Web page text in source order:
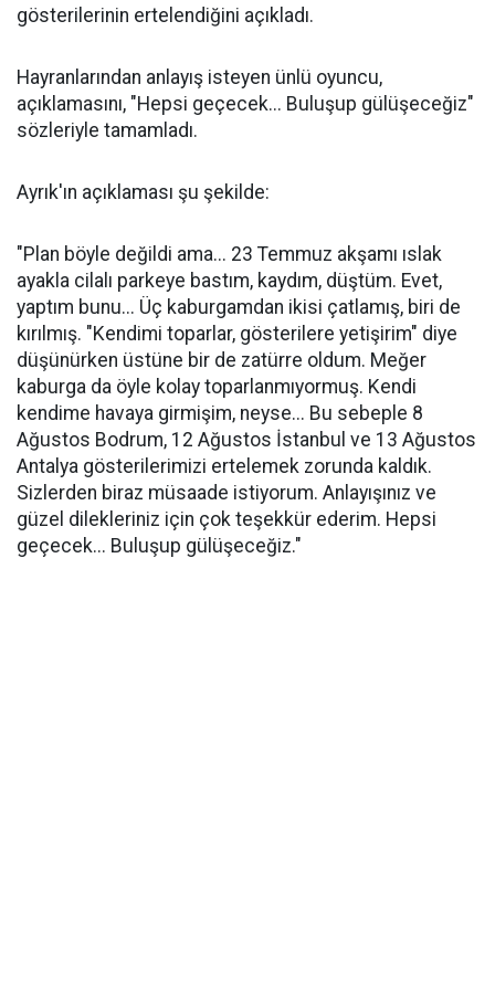
gösterilerinin ertelendiğini açıkladı.
Hayranlarından anlayış isteyen ünlü oyuncu,
açıklamasını, "Hepsi geçecek... Buluşup gülüşeceğiz"
sözleriyle tamamladı.
Ayrık'ın açıklaması şu şekilde:
"Plan böyle değildi ama... 23 Temmuz akşamı ıslak
ayakla cilalı parkeye bastım, kaydım, düştüm. Evet,
yaptım bunu... Üç kaburgamdan ikisi çatlamış, biri de
kırılmış. "Kendimi toparlar, gösterilere yetişirim" diye
düşünürken üstüne bir de zatürre oldum. Meğer
kaburga da öyle kolay toparlanmıyormuş. Kendi
kendime havaya girmişim, neyse... Bu sebeple 8
Ağustos Bodrum, 12 Ağustos İstanbul ve 13 Ağustos
Antalya gösterilerimizi ertelemek zorunda kaldık.
Sizlerden biraz müsaade istiyorum. Anlayışınız ve
güzel dilekleriniz için çok teşekkür ederim. Hepsi
geçecek... Buluşup gülüşeceğiz."